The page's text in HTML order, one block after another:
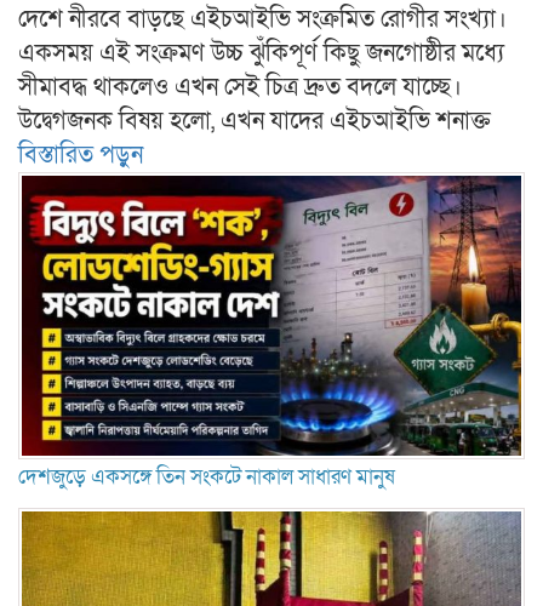
দেশে নীরবে বাড়ছে এইচআইভি সংক্রমিত রোগীর সংখ্যা।
একসময় এই সংক্রমণ উচ্চ ঝুঁকিপূর্ণ কিছু জনগোষ্ঠীর মধ্যে
সীমাবদ্ধ থাকলেও এখন সেই চিত্র দ্রুত বদলে যাচ্ছে।
উদ্বেগজনক বিষয় হলো, এখন যাদের এইচআইভি শনাক্ত
বিস্তারিত পড়ুন
দেশজুড়ে একসঙ্গে তিন সংকটে নাকাল সাধারণ মানুষ